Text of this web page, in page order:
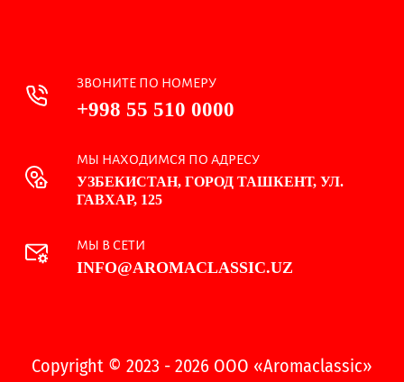
ЗВОНИТЕ ПО НОМЕРУ
+998 55 510 0000
МЫ НАХОДИМСЯ ПО АДРЕСУ
УЗБЕКИСТАН, ГОРОД ТАШКЕНТ, УЛ.
ГАВХАР, 125
МЫ В СЕТИ
INFO@AROMACLASSIC.UZ
Copyright © 2023 - 2026 ООО «Aromaclassic»